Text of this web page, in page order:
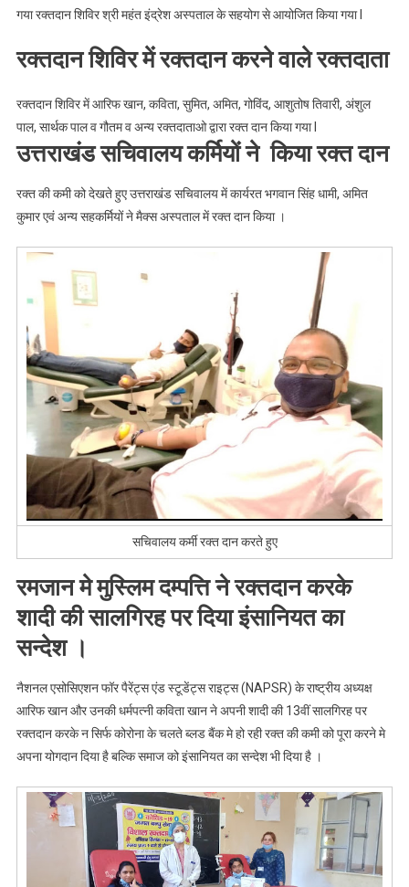
।।
गया रक्तदान शिविर श्री महंत इंद्रेश अस्पताल के सहयोग से आयोजित किया गया l
रक्तदान शिविर में रक्तदान करने वाले रक्तदाता
रक्तदान शिविर में आरिफ खान, कविता, सुमित, अमित, गोविंद, आशुतोष तिवारी, अंशुल
पाल, सार्थक पाल व गौतम व अन्य रक्तदाताओ द्वारा रक्त दान किया गया l
उत्तराखंड सचिवालय कर्मियों ने किया रक्त दान
रक्त की कमी को देखते हुए उत्तराखंड सचिवालय में कार्यरत भगवान सिंह धामी, अमित
कुमारएवं अन्य सहकर्मियों ने मैक्स अस्पताल में रक्त दान किया ।
सचिवालय कर्मी रक्त दान करते हुए
रमजान मे मुस्लिम दम्पत्ति ने रक्तदान करके
शादी की सालगिरह पर दिया इंसानियत का
सन्देश ।
नैशनल एसोसिएशन फॉर पैरेंट्स एंड स्टूडेंट्स राइट्स (NAPSR) के राष्ट्रीय अध्यक्ष
आरिफ खान और उनकी धर्मपत्नी कविता खान ने अपनी शादी की 13वीं सालगिरह पर
रक्तदान करके न सिर्फ कोरोना के चलते ब्लड बैंक मे हो रही रक्त की कमी को पूरा करने मे
अपना योगदान दिया है बल्कि समाज को इंसानियत का सन्देश भी दिया है ।